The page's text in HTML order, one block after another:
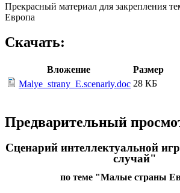
Прекрасный материал для закрепления
Европа
Скачать:
Вложение
Размер
Malye_strany_E.scenariy.doc 28 КБ
Предварительный
Сценарий интеллектуальной
случай"
по теме "Малые страны